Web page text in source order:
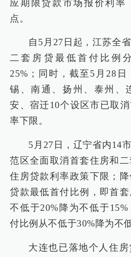
应期限贷款市场报价利率
点。
自5月27日起，江苏全
二套房贷最低首付比例
25%；同时，截至5月28
锡、南通、扬州、泰州、
安、宿迁10个设区市已取
率下限。
5月27日，辽宁省内14
范区全面取消首套住房和
住房贷款利率政策下限；
贷款最低首付比例，即首
不低于20%降为不低于
付比例从不低于30%降为不
大连也已落地个人住